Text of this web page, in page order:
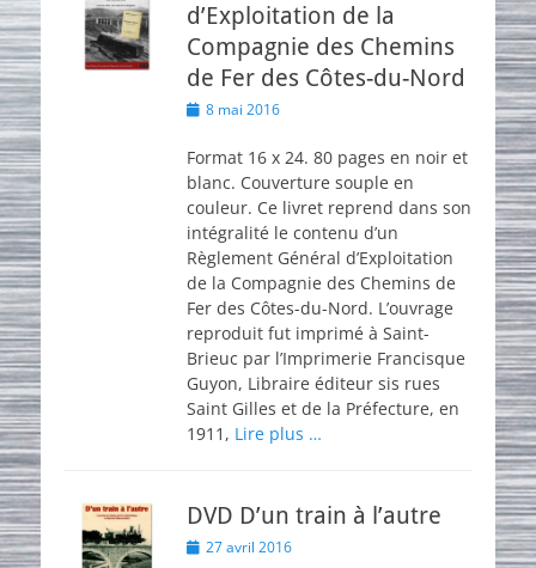
d’Exploitation de la
Compagnie des Chemins
de Fer des Côtes-du-Nord
Posted
8 mai 2016
Format 16 x 24. 80 pages en noir et
blanc. Couverture souple en
couleur. Ce livret reprend dans son
intégralité le contenu d’un
Règlement Général d’Exploitation
de la Compagnie des Chemins de
Fer des Côtes-du-Nord. L’ouvrage
reproduit fut imprimé à Saint-
Brieuc par l’Imprimerie Francisque
Guyon, Libraire éditeur sis rues
Saint Gilles et de la Préfecture, en
1911, Lire plus …
DVD D’un train à l’autre
Posted
27 avril 2016